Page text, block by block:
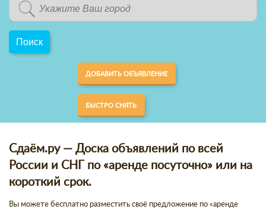
ДОБАВИТЬ ОБЪЯВЛЕНИЕ
БЫСТРО СНЯТЬ
Сдаём.ру — Доска объявлений по всей
России и СНГ по «аренде посуточно» или на
короткий срок.
Вы можете бесплатно разместить своё предложение по «аренде